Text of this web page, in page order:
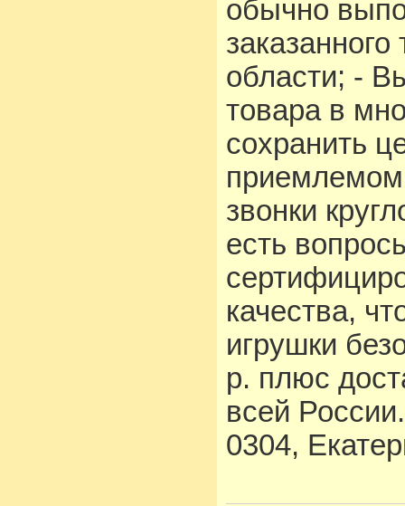
обычно
области; -
товара в
сохранить
звонки
есть
качества,
игрушки
р. плюс
всей
0304,